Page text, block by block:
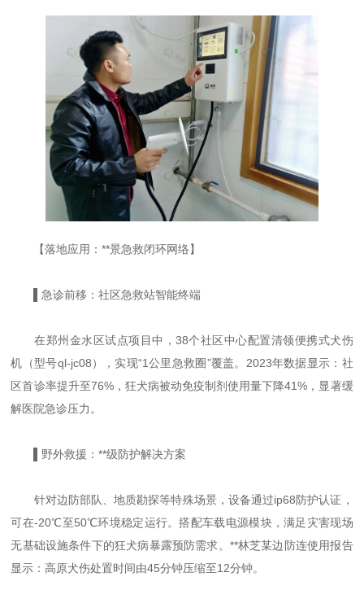
【落地应用：**景急救闭环网络】
▌急诊前移：社区急救站智能终端
在郑州金水区试点项目中，38个社区中心配置清领便携式犬伤
机（型号ql-jc08），实现“1公里急救圈”覆盖。2023年数据显示：社
区首诊率提升至76%，狂犬病被动免疫制剂使用量下降41%，显著缓
解医院急诊压力。
▌野外救援：**级防护解决方案
针对边防部队、地质勘探等特殊场景，设备通过ip68防护认证，
可在-20℃至50℃环境稳定运行。搭配车载电源模块，满足灾害现场
无基础设施条件下的狂犬病暴露预防需求。**林芝某边防连使用报告
显示：高原犬伤处置时间由45分钟压缩至12分钟。